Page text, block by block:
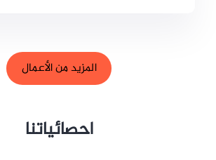
المزيد من الأعمال
احصائياتنا